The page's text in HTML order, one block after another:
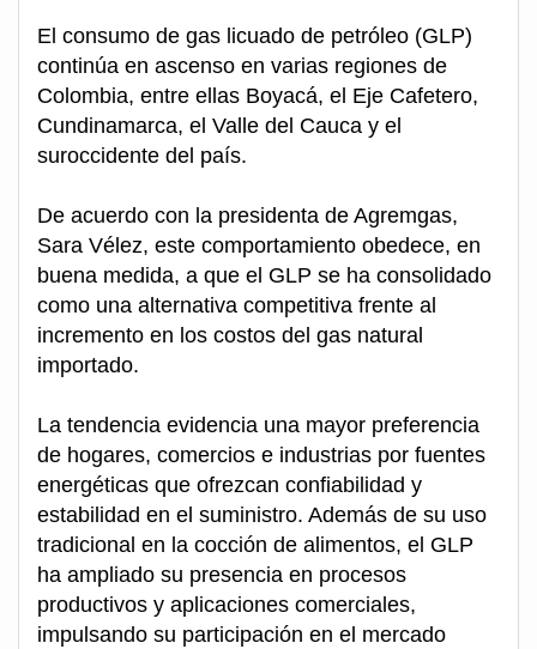
El consumo de gas licuado de petróleo (GLP)
continúa en ascenso en varias regiones de
Colombia, entre ellas Boyacá, el Eje Cafetero,
Cundinamarca, el Valle del Cauca y el
suroccidente del país.
De acuerdo con la presidenta de Agremgas,
Sara Vélez, este comportamiento obedece, en
buena medida, a que el GLP se ha consolidado
como una alternativa competitiva frente al
incremento en los costos del gas natural
importado.
La tendencia evidencia una mayor preferencia
de hogares, comercios e industrias por fuentes
energéticas que ofrezcan confiabilidad y
estabilidad en el suministro. Además de su uso
tradicional en la cocción de alimentos, el GLP
ha ampliado su presencia en procesos
productivos y aplicaciones comerciales,
impulsando su participación en el mercado